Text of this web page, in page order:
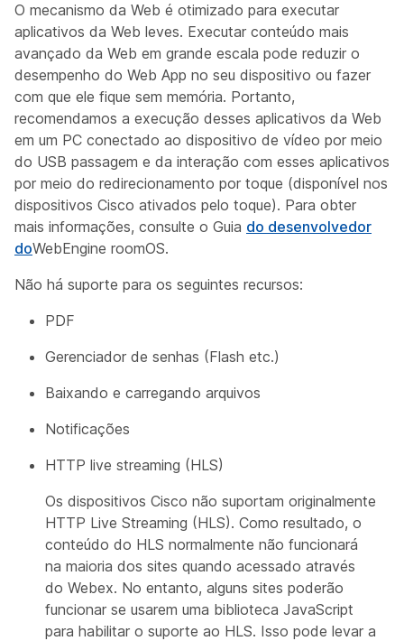
O mecanismo da Web é otimizado para executar
aplicativos da Web leves. Executar conteúdo mais
avançado da Web em grande escala pode reduzir o
desempenho do Web App no seu dispositivo ou fazer
com que ele fique sem memória. Portanto,
recomendamos a execução desses aplicativos da Web
em um PC conectado ao dispositivo de vídeo por meio
do USB passagem e da interação com esses aplicativos
por meio do redirecionamento por toque (disponível nos
dispositivos Cisco ativados pelo toque). Para obter
mais informações, consulte o Guia do desenvolvedor
doWebEngine roomOS.
Não há suporte para os seguintes recursos:
PDF
Gerenciador de senhas (Flash etc.)
Baixando e carregando arquivos
Notificações
HTTP live streaming (HLS)
Os dispositivos Cisco não suportam originalmente
HTTP Live Streaming (HLS). Como resultado, o
conteúdo do HLS normalmente não funcionará
na maioria dos sites quando acessado através
do Webex. No entanto, alguns sites poderão
funcionar se usarem uma biblioteca JavaScript
para habilitar o suporte ao HLS. Isso pode levar a